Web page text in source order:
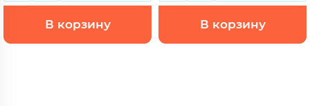
В корзину В корзину